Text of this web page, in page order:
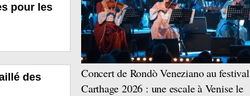
pour les
des
Concert de Rondò Veneziano au festival
Carthage 2026 : une escale à Venise le